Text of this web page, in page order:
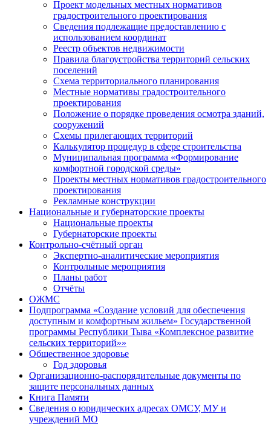
Проект модельных местных нормативов
градостроительного проектирования
Сведения подлежащие предоставлению с
использованием координат
Реестр объектов недвижимости
Правила благоустройства территорий сельских
поселений
Схема территориального планирования
Местные нормативы градостроительного
проектирования
Положение о порядке проведения осмотра зданий,
сооружений
Схемы прилегающих территорий
Калькулятор процедур в сфере строительства
Муниципальная программа «Формирование
комфортной городской среды»
Проекты местных нормативов градостроительного
проектирования
Рекламные конструкции
Национальные и губернаторские проекты
Национальные проекты
Губернаторские проекты
Контрольно-счётный орган
Экспертно-аналитические мероприятия
Контрольные мероприятия
Планы работ
Отчёты
ОЖМС
Подпрограмма «Создание условий для обеспечения
доступным и комфортным жильем» Государственной
программы Республики Тыва «Комплексное развитие
сельских территорий»»
Общественное здоровье
Год здоровья
Организационно-распорядительные документы по
защите персональных данных
Книга Памяти
Сведения о юридических адресах ОМСУ, МУ и
учреждений МО